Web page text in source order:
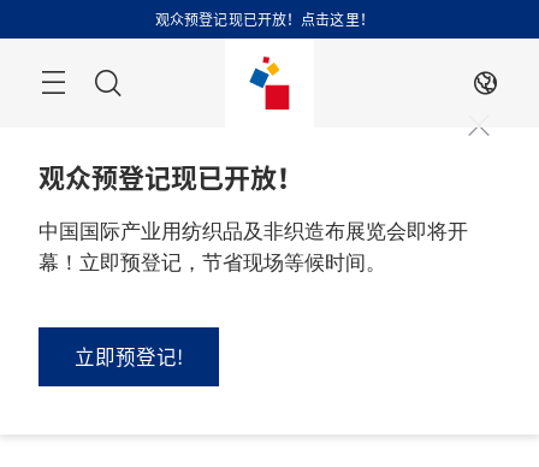
过
观众预登记现已开放！点击这里！
ZH
观众预登记现已开放！
中国国际产业用纺织品及非织造布展览会即将开
幕！立即预登记，节省现场等候时间。
立即预登记!
2026 年 9 月 1 - 3 日